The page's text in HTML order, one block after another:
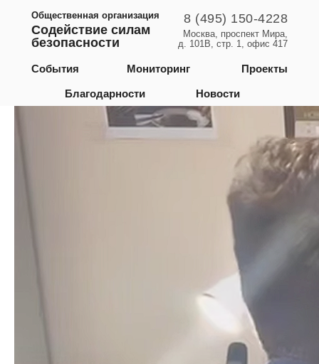
8 (495) 150-4228
Общественная организация
Содействие силам
безопасности
Мониторинг
События
Благодарности Новости
Проекты
Москва, проспект Мира,
д. 101В, стр. 1, офис 417